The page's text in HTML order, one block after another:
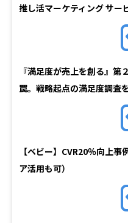
推し活マーケティング サー
『満足度が売上を創る』
罠。戦略起点の満足度調査
【ベビー】CVR20％向上
ア活用も可）